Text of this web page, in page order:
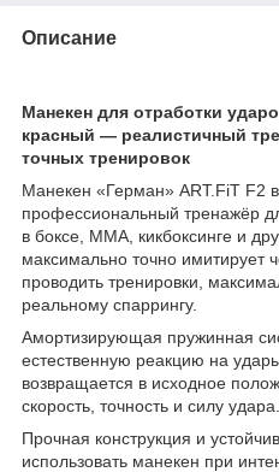
Описание
Манекен для отработки
красный — реалистичный
точных тренировок
Манекен «Герман» ART.FiT F2
профессиональный тренажёр
в боксе, ММА, кикбоксинге и
максимально точно имитирует
проводить тренировки,
реальному спаррингу.
Амортизирующая пружинная
естественную реакцию на
возвращается в исходное
скорость, точность и силу удара.
Прочная конструкция и
использовать манекен при